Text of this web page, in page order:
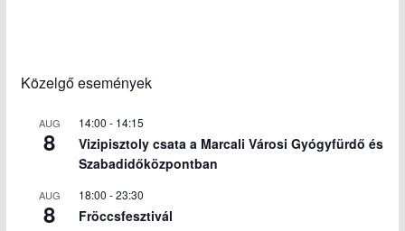
Közelgő események
AUG
8
14:00 - 14:15
Vizipisztoly csata a Marcali Városi Gyógyfürdő és
Szabadidőközpontban
AUG
8
18:00 -23:30
Fröccsfesztivál